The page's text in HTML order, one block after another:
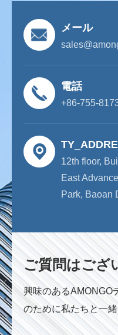
メール
電話
+86-755-
12th floor,
East
Park, Baoan
ご質問はござ
興味のあるAMONGO
のために私たちと一